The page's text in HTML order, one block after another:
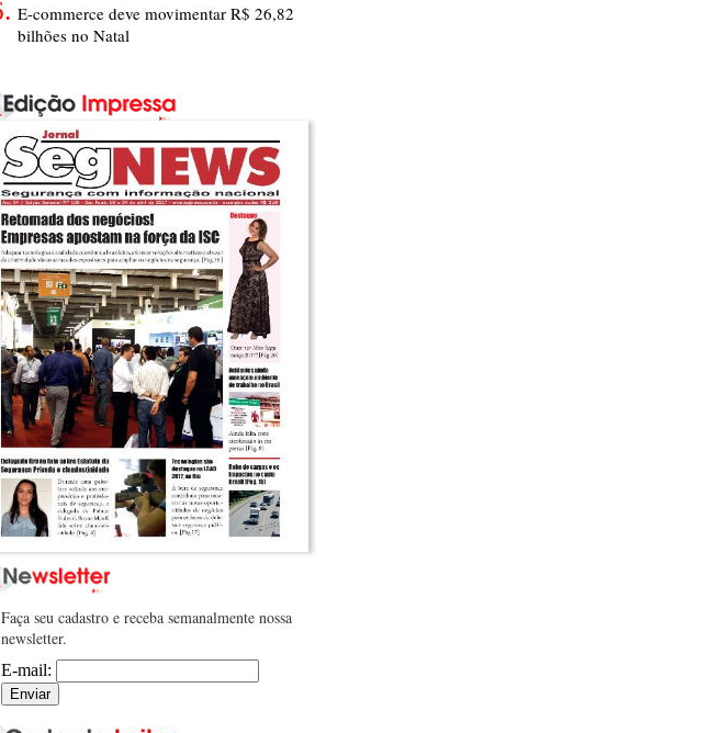
E-commerce deve movimentar R$ 26,82
bilhões no Natal
Faça seu cadastro e receba semanalmente nossa
newsletter.
E-mail: